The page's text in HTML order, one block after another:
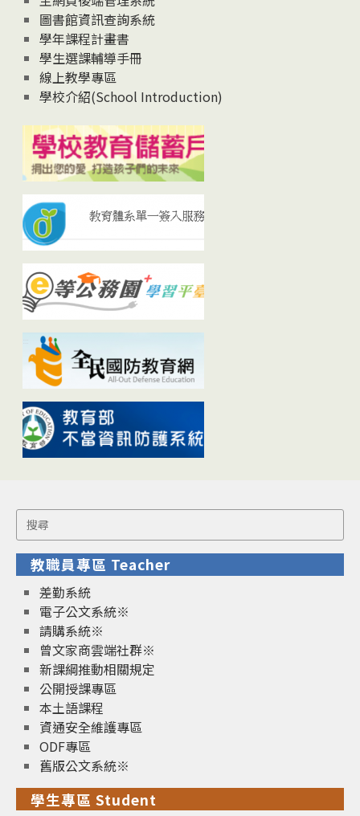
圖書館資訊查詢系統
學年課程計畫書
學生選課輔導手冊
線上教學專區
學校介紹(School Introduction)
Search
for:
教職員專區 Teacher
差勤系統
電子公文系統※
請購系統※
曾文家商雲端社群※
新課綱推動相關規定
公開授課專區
本土語課程
資通安全維護專區
ODF專區
舊版公文系統※
學生專區 Student